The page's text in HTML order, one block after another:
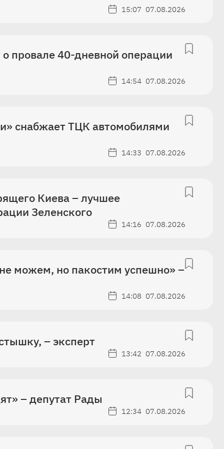
15:07 07.08.2026
провале 40-дневной операции
14:54 07.08.2026
снабжает ТЦК автомобилями
14:33 07.08.2026
Киева – лучшее
Зеленского
14:16 07.08.2026
можем, но пакостим успешно» –
14:08 07.08.2026
– эксперт
13:42 07.08.2026
– депутат Рады
12:34 07.08.2026